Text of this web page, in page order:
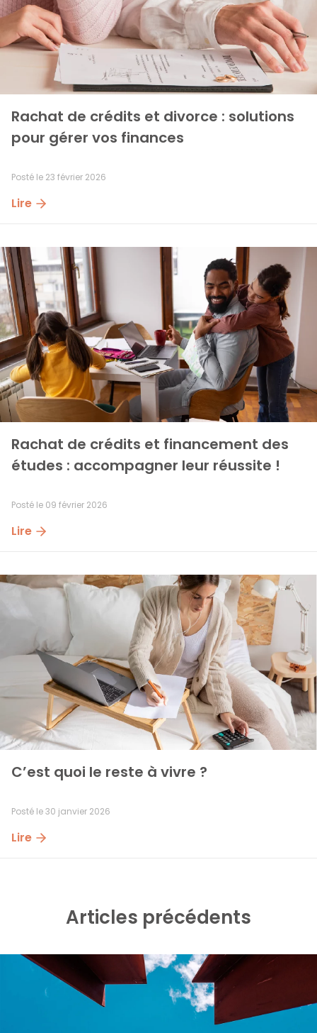
Rachat de crédits et divorce : solutions
pour gérer vos finances
Posté le 23 février 2026
Lire
Rachat de crédits et financement des
études : accompagner leur réussite !
Posté le 09 février 2026
Lire
C’est quoi le reste à vivre ?
Posté le30 janvier 2026
Lire
Articles précédents